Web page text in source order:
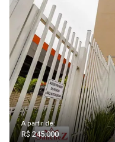
A partir de:
R$ 245.000